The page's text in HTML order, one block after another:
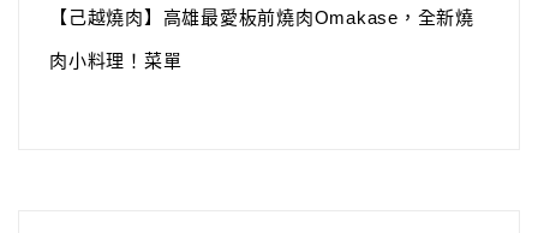
【己越燒肉】高雄最愛板前燒肉Omakase，全新燒
肉小料理！菜單